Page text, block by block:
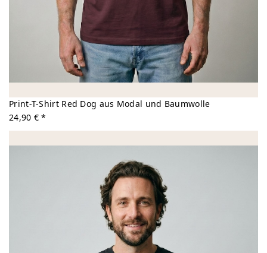
Print-T-Shirt Red Dog aus Modal und Baumwolle
24,90 € *